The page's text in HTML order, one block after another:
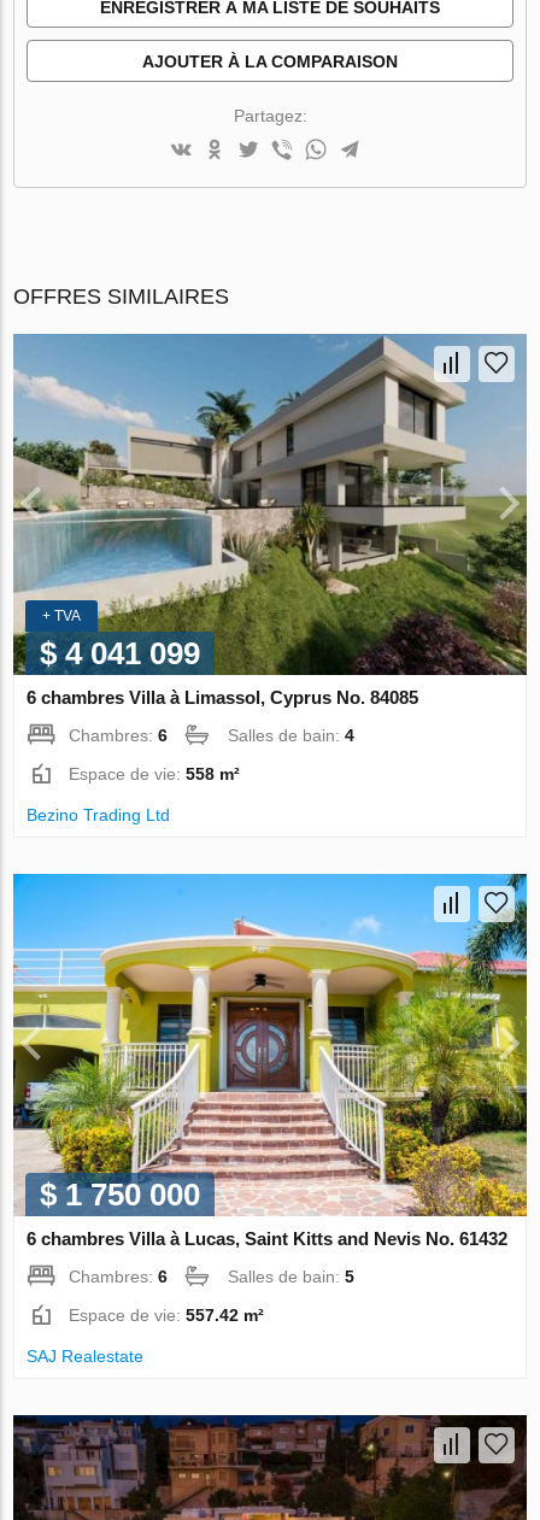
ENREGISTRER À MA LISTE DE SOUHAITS
AJOUTER À LA COMPARAISON
Partagez:
OFFRES SIMILAIRES
+ TVA
$ 4 041 099
6 chambres Villa à Limassol, Cyprus No. 84085
Chambres:6 Salles de bain:4
Espace de vie:558 m²
Bezino Trading Ltd
$ 1 750 000
6 chambres Villa à Lucas, Saint Kitts and Nevis No. 61432
Chambres:6 Salles de bain:5
Espace de vie:557.42 m²
SAJ Realestate